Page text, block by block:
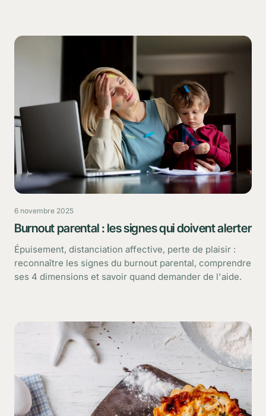
6 novembre 2025
Burnout parental : les signes qui doivent alerter
Épuisement, distanciation affective, perte de plaisir :
reconnaître les signes du burnout parental, comprendre
ses 4 dimensions et savoir quand demander de l'aide.